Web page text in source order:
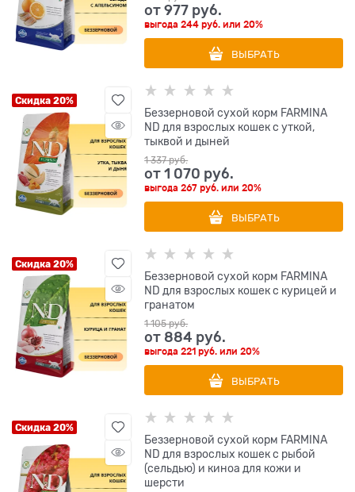
от977 руб.
выгода244 руб. или20%
ВЫБРАТЬ
Скидка 20%
Беззерновой cухой корм FARMINA
ND для взрослых кошек с уткой,
тыквой и дыней
1 337 руб.
от1 070 руб.
выгода267 руб. или20%
ВЫБРАТЬ
Скидка 20%
Беззерновой cухой корм FARMINA
ND для взрослых кошек с курицей и
гранатом
1 105 руб.
от 884 руб.
выгода221 руб. или20%
ВЫБРАТЬ
Скидка 20%
Беззерновой cухой корм FARMINA
ND для взрослых кошек с рыбой
(сельдью) и киноа для кожи и
шерсти